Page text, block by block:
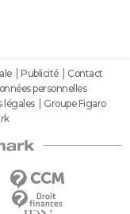
Publicité
Contact
personnelles
légales
Groupe Figaro